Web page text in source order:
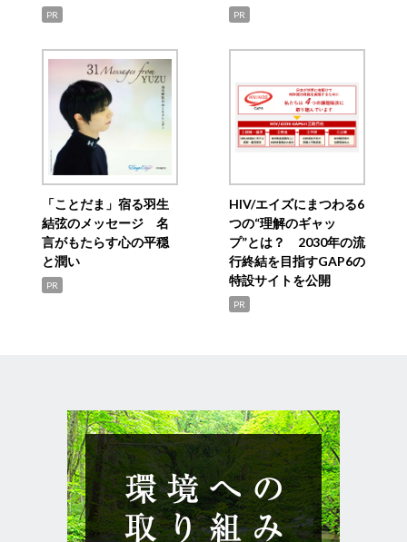
PR PR
「ことだま」宿る羽生
結弦のメッセージ 名
言がもたらす心の平穏
と潤い
PR
HIV/エイズにまつわる6
つの“理解のギャッ
プ”とは？ 2030年の流
行終結を目指すGAP6の
特設サイトを公開
PR